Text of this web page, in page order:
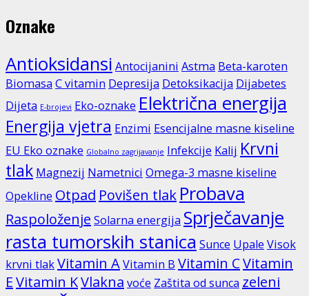
Oznake
Antioksidansi Antocijanini Astma Beta-karoten
Biomasa C vitamin Depresija Detoksikacija Dijabetes
Dijeta E-brojevi Eko-oznake Električna energija
Energija vjetra Enzimi Esencijalne masne kiseline
EU Eko oznake Globalno zagrijavanje Infekcije Kalij Krvni
tlak Magnezij Nametnici Omega-3 masne kiseline
Opekline Otpad Povišen tlak Probava
Raspoloženje Solarna energija Sprječavanje
rasta tumorskih stanica Sunce Upale Visok
krvni tlakVitamin AVitamin B Vitamin CVitamin
EVitamin KVlakna voće Zaštita od sunca zeleni